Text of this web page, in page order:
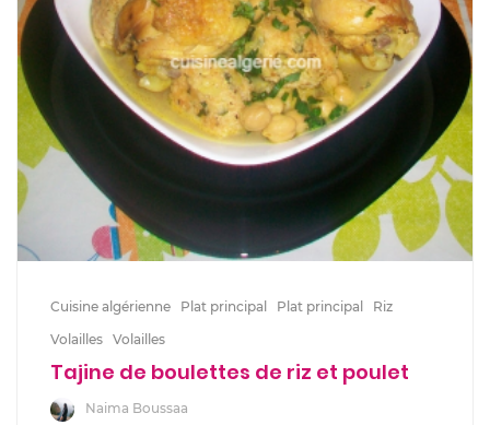
Cuisine algérienne Plat principal Plat principal
Riz
Volailles Volailles
Tajine de boulettes de riz et poulet
Naima Boussaa